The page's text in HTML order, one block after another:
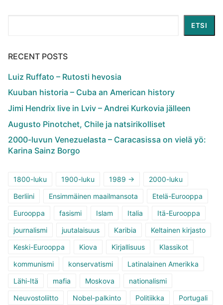
ETSI
RECENT POSTS
Luiz Ruffato – Rutosti hevosia
Kuuban historia – Cuba an American history
Jimi Hendrix live in Lviv – Andrei Kurkovia jälleen
Augusto Pinotchet, Chile ja natsirikolliset
2000-luvun Venezuelasta – Caracasissa on vielä yö:
Karina Sainz Borgo
1800-luku 1900-luku 1989 ->
2000-luku
Berliini
Ensimmäinen maailmansota
Etelä-Eurooppa
Eurooppa
fasismi Islam Italia
Itä-Eurooppa
journalismi
juutalaisuus Karibia
Keltainen kirjasto
Keski-Eurooppa
Kiova Kirjallisuus
Klassikot
kommunismi
konservatismi
Latinalainen Amerikka
Lähi-Itä
mafia Moskova
nationalismi
Neuvostoliitto
Nobel-palkinto Politiikka Portugali